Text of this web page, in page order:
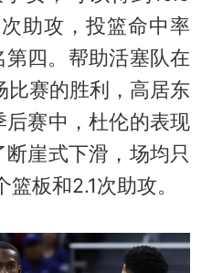
助攻，投篮命中率
四。帮助活塞队在
赛的胜利，高居东
赛中，杜伦的表现
崖式下滑，场均只
板和2.1次助攻。